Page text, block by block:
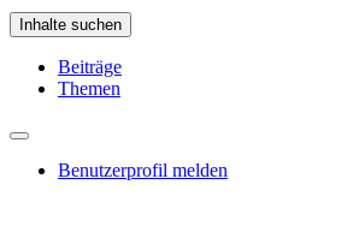
Inhalte suchen
Beiträge
Themen
Benutzerprofil melden